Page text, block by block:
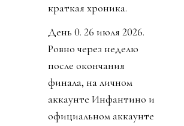
краткая хроника.
День 0. 26 июля 2026.
Ровно через неделю
после окончания
финала, на личном
аккаунте Инфантино и
официальном аккаунте